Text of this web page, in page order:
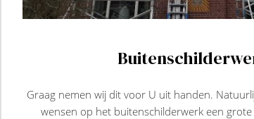
Graag nemen wij dit voor U uit handen.
wensen op het buitenschilderwerk een